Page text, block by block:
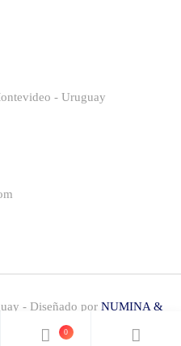
- Uruguay
- Diseñado por NUMINA &
los derechos reservados
0